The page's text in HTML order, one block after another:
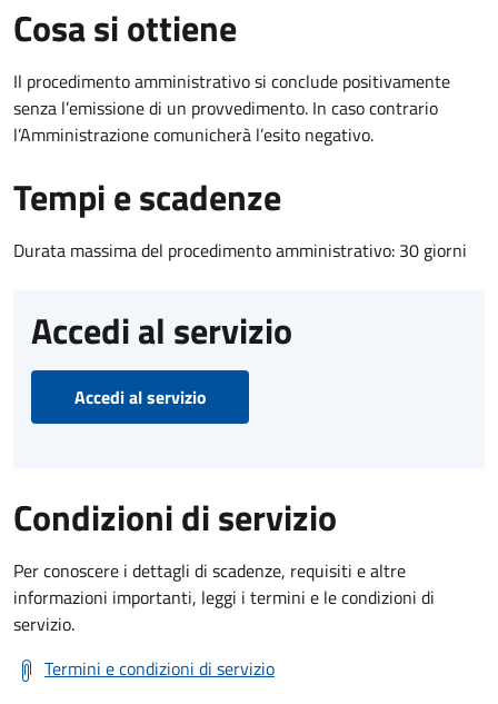
Cosa si ottiene
Il procedimento amministrativo si conclude positivamente
senza l’emissione di un provvedimento. In caso contrario
l’Amministrazione comunicherà l’esito negativo.
Tempi e scadenze
Durata massima del procedimento amministrativo: 30 giorni
Accedi al servizio
Accedi al servizio
Condizioni di servizio
Per conoscere i dettagli di scadenze, requisiti e altre
informazioni importanti, leggi i termini e le condizioni di
servizio.
Termini e condizioni di servizio